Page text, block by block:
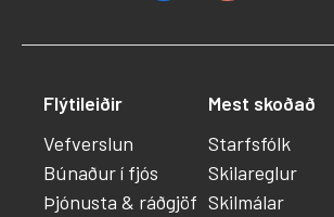
Flýtileiðir
Vefverslun
Búnaður í fjós
Þjónusta & ráðgjöf
Mest skoðað
Starfsfólk
Skilareglur
Skilmálar